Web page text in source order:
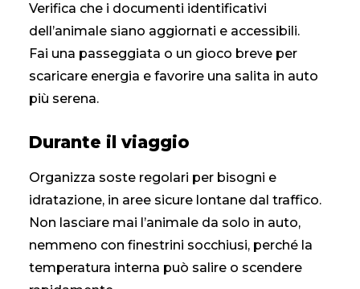
Verifica che i documenti identificativi
dell’animale siano aggiornati e accessibili.
Fai una passeggiata o un gioco breve per
scaricare energia e favorire una salita in auto
più serena.
Durante il viaggio
Organizza soste regolari per bisogni e
idratazione, in aree sicure lontane dal traffico.
Non lasciare mai l’animale da solo in auto,
nemmeno con finestrini socchiusi, perché la
temperatura interna può salire o scendere